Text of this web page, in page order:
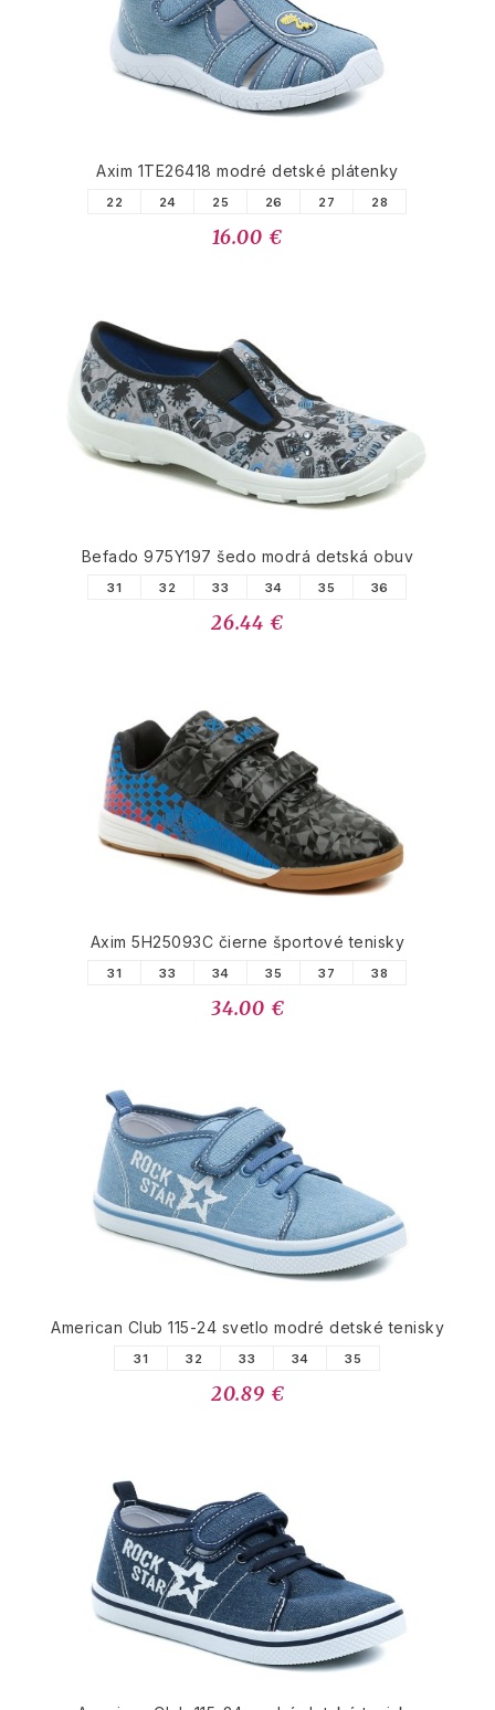
Axim 1TE26418 modré detské plátenky
22 24 25 26 27 28
16.00 €
Befado 975Y197 šedo modrá detská obuv
31 32 33 34 35 36
26.44 €
Axim 5H25093C čierne športové tenisky
31 33 34 35 37 38
34.00 €
American Club 115-24 svetlo modré detské tenisky
31 32 33 34 35
20.89 €